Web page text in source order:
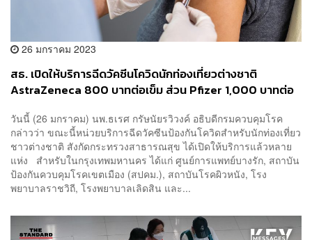
26 มกราคม 2023
สธ. เปิดให้บริการฉีดวัคซีนโควิดนักท่องเที่ยวต่างชาติ
AstraZeneca 800 บาทต่อเข็ม ส่วน Pfizer 1,000 บาทต่อ
วันนี้ (26 มกราคม) นพ.ธเรศ กรัษนัยรวิวงค์ อธิบดีกรมควบคุมโรค
กล่าวว่า ขณะนี้หน่วยบริการฉีดวัคซีนป้องกันโควิดสำหรับนักท่องเที่ยว
ชาวต่างชาติ สังกัดกระทรวงสาธารณสุข ได้เปิดให้บริการแล้วหลาย
แห่ง สำหรับในกรุงเทพมหานคร ได้แก่ ศูนย์การแพทย์บางรัก, สถาบัน
ป้องกันควบคุมโรคเขตเมือง (สปคม.), สถาบันโรคผิวหนัง, โรง
พยาบาลราชวิถี, โรงพยาบาลเลิดสิน และ...